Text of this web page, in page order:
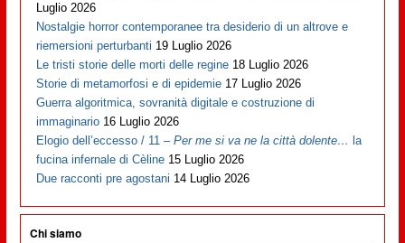
Luglio 2026
Nostalgie horror contemporanee tra desiderio di un altrove e
riemersioni perturbanti 19 Luglio 2026
Le tristi storie delle morti delle regine 18 Luglio 2026
Storie di metamorfosi e di epidemie 17 Luglio 2026
Guerra algoritmica, sovranità digitale e costruzione di
immaginario 16 Luglio 2026
Elogio dell’eccesso / 11 –Per me si va ne la città dolente… la
fucina infernale di Cèline 15 Luglio 2026
Due racconti pre agostani 14 Luglio 2026
Chi siamo